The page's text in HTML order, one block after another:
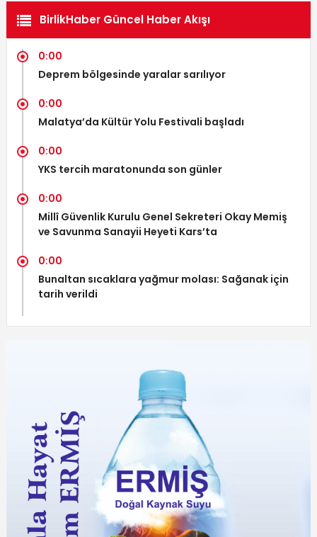
BirlikHaber Güncel Haber Akışı
0:00
Deprem bölgesinde yaralar sarılıyor
0:00
Malatya’da Kültür Yolu Festivali başladı
0:00
YKS tercih maratonunda son günler
0:00
Millî Güvenlik Kurulu Genel Sekreteri Okay Memiş
ve Savunma Sanayii Heyeti Kars’ta
0:00
Bunaltan sıcaklara yağmur molası: Sağanak için
tarih verildi